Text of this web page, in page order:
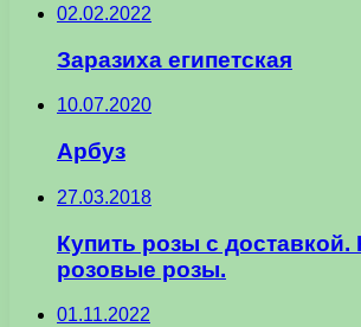
02.02.2022
Заразиха египетская
10.07.2020
Арбуз
27.03.2018
Купить розы с доставкой.
розовые розы.
01.11.2022